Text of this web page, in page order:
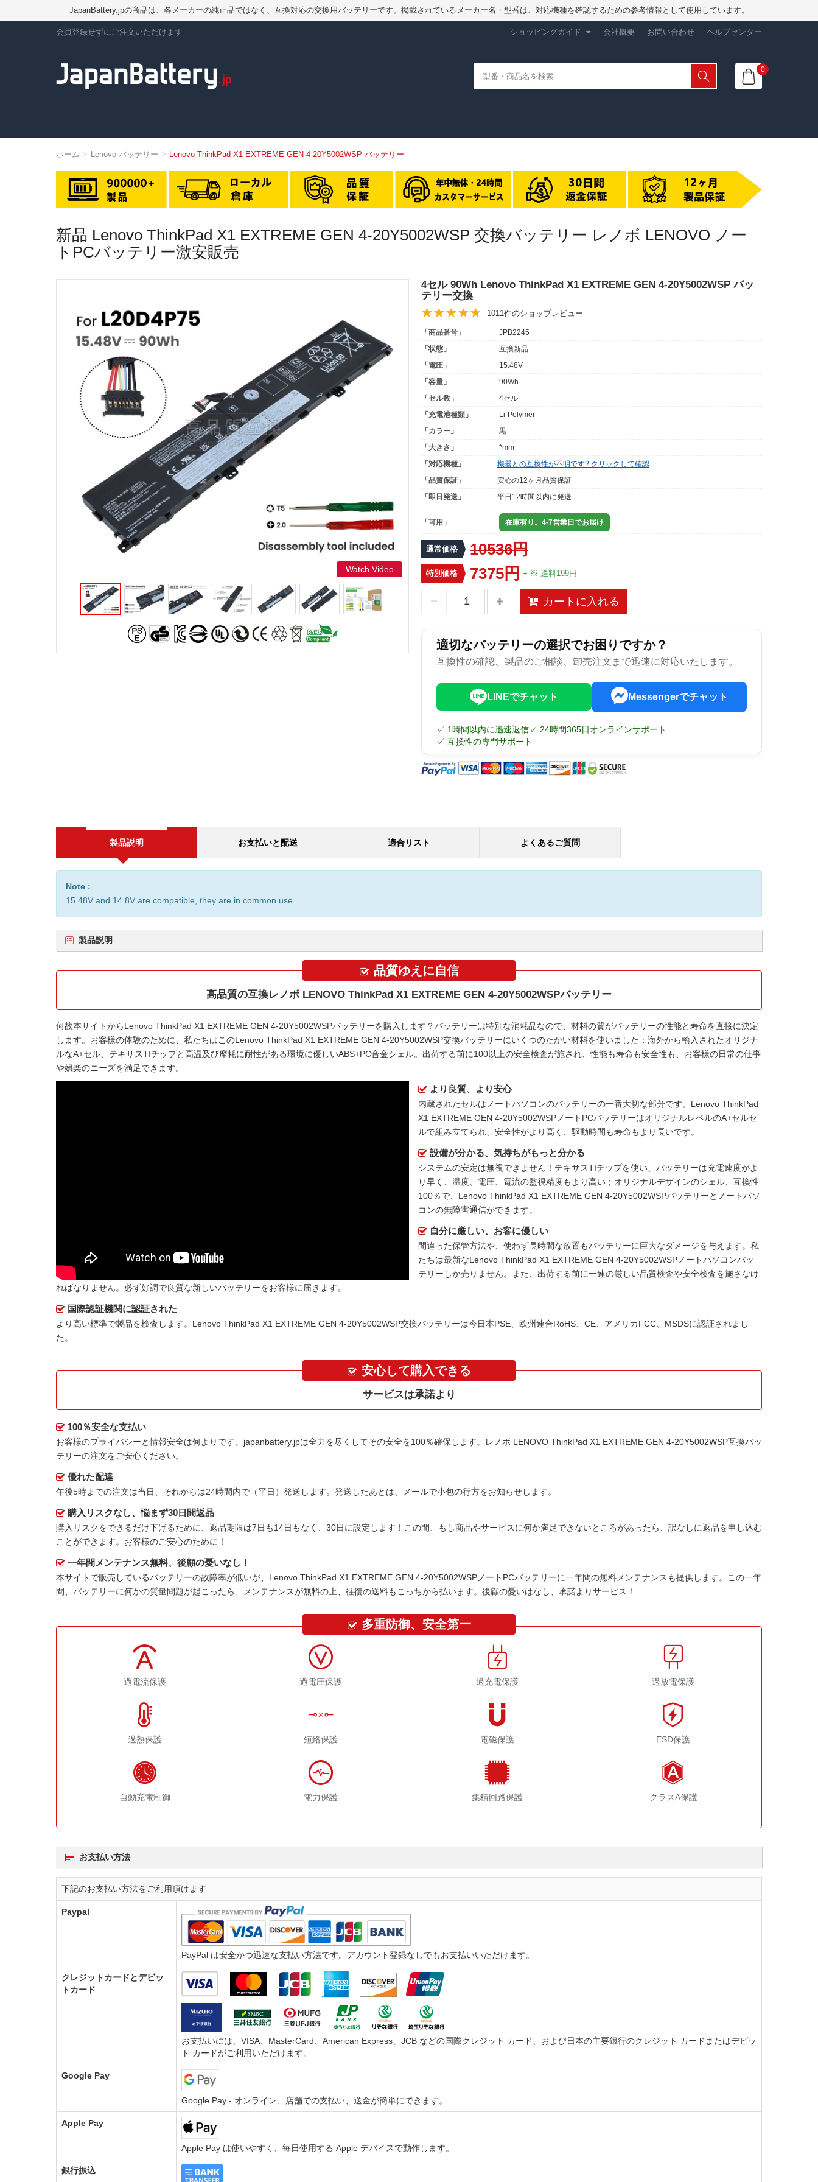
JapanBattery.jpの商品は、各メーカーの純正品ではなく、互換対応の交換用バッテリーです。掲載されているメーカー名・型番は、対応機種を確認するための参考情報として使用しています。
会員登録せずにご注文いただけます ショッピングガイド 会社概要 お問い合わせ ヘルプセンター
0
ホーム Lenovo バッテリー Lenovo ThinkPad X1 EXTREME GEN 4-20Y5002WSP バッテリー
新品 Lenovo ThinkPad X1 EXTREME GEN 4-20Y5002WSP 交換バッテリー レノボ LENOVO ノー
トPCバッテリー激安販売
Watch Video
4セル 90Wh Lenovo ThinkPad X1 EXTREME GEN 4-20Y5002WSP バッ
テリー交換
1011件のショップレビュー
「商品番号」
JPB2245
「状態」
互換新品
「電圧」
15.48V
「容量」
90Wh
「セル数」
4セル
「充電池種類」
Li-Polymer
「カラー」
黒
「大きさ」
*mm
「対応機種」
機器との互換性が不明です? クリックして確認
「品質保証」
安心の12ヶ月品質保証
「即日発送」
平日12時間以内に発送
「可用」 在庫有り。4-7営業日でお届け
通常価格 10536円
特別価格 7375円 + ※ 送料199円
カートに入れる
適切なバッテリーの選択でお困りですか？
互換性の確認、製品のご相談、卸売注文まで迅速に対応いたします。
LINEでチャット Messengerでチャット
✓ 1時間以内に迅速返信✓ 24時間365日オンラインサポート
✓ 互換性の専門サポート
製品説明 お支払いと配送 適合リスト よくあるご質問
Note :
15.48V and 14.8V are compatible, they are in common use.
製品説明
品質ゆえに自信
高品質の互換レノボ LENOVO ThinkPad X1 EXTREME GEN 4-20Y5002WSPバッテリー
何故本サイトからLenovo ThinkPad X1 EXTREME GEN 4-20Y5002WSPバッテリーを購入します？バッテリーは特別な消耗品なので、材料の質がバッテリーの性能と寿命を直接に決定
します。お客様の体験のために、私たちはこのLenovo ThinkPad X1 EXTREME GEN 4-20Y5002WSP交換バッテリーにいくつのたかい材料を使いました：海外から輸入されたオリジナ
ルなA+セル、テキサスTIチップと高温及び摩耗に耐性がある環境に優しいABS+PC合金シェル。出荷する前に100以上の安全検査が施され、性能も寿命も安全性も、お客様の日常の仕事
や娯楽のニーズを満足できます。
より良質、より安心
内蔵されたセルはノートパソコンのバッテリーの一番大切な部分です。 Lenovo ThinkPad
X1 EXTREME GEN 4-20Y5002WSPノートPCバッテリーはオリジナルレベルのA+セルセ
ルで組み立てられ、安全性がより高く、駆動時間も寿命もより長いです。
設備が分かる、気持ちがもっと分かる
システムの安定は無視できません！テキサスTIチップを使い、バッテリーは充電速度がよ
り早く、温度、電圧、電流の監視精度もより高い；オリジナルデザインのシェル、互換性
100％で、Lenovo ThinkPad X1 EXTREME GEN 4-20Y5002WSPバッテリーとノートパソ
コンの無障害通信ができます。
自分に厳しい、お客に優しい
間違った保管方法や、使わず長時間な放置もバッテリーに巨大なダメージを与えます。私
たちは最新なLenovo ThinkPad X1 EXTREME GEN 4-20Y5002WSPノートパソコンバッ
テリー しか売りません。また、出荷する前に一連の厳しい品質検査や安全検査を施さなけ
ればなりません。必ず好調で良質な新しいバッテリーをお客様に届きます。
国際認証機関に認証された
より高い標準で製品を検査します。Lenovo ThinkPad X1 EXTREME GEN 4-20Y5002WSP交換バッテリーは今日本PSE、欧州連合RoHS、CE、アメリカFCC、MSDSに認証されまし
た。
安心して購入できる
サービスは承諾より
100％安全な支払い
お客様のプライバシーと情報安全は何よりです。japanbattery.jpは全力を尽くしてその安全を100％確保します。
レノボ LENOVO ThinkPad X1 EXTREME GEN 4-20Y5002WSP互換バッ
テリーの注文をご安心ください。
優れた配達
午後5時までの注文は当日、それからは24時間内で（平日）発送します。発送したあとは、メールで小包の行方をお知らせします。
購入リスクなし、悩まず30日間返品
購入リスクをできるだけ下げるために、返品期限は7日も14日もなく、30日に設定します！この間、もし商品やサービスに何か満足できないところがあったら、訳なしに返品を申し込む
ことができます。お客様のご安心のために！
一年間メンテナンス無料、後顧の憂いなし！
本サイトで販売しているバッテリーの故障率が低いが、 Lenovo ThinkPad X1 EXTREME GEN 4-20Y5002WSPノートPCバッテリーに一年間の無料メンテナンスも提供します。この一年
間、バッテリーに何かの質量問題が起こったら、メンテナンスが無料の上、往復の送料もこっちから払います。後顧の憂いはなし、承諾よりサービス！
多重防御、安全第一
過電流保護 過電圧保護 過充電保護 過放電保護
過熱保護 短絡保護 電磁保護 ESD保護
自動充電制御 電力保護 集積回路保護 クラスA保護
お支払い方法
下記のお支払い方法をご利用頂けます
Paypal
PayPal は安全かつ迅速な支払い方法です。アカウント登録なしでもお支払いいただけます。
クレジットカードとデビッ
トカード
お支払いには、VISA、MasterCard、American Express、JCB などの国際クレジット カード、および日本の主要銀行のクレジット カードまたはデビッ
ト カードがご利用いただけます。
Google Pay
Google Pay - オンライン、店舗での支払い、送金が簡単にできます。
Apple Pay
Apple Pay は使いやすく、毎日使用する Apple デバイスで動作します。
銀行振込